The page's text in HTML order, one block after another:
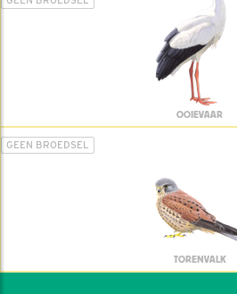
OOIEVAAR
GEEN BROEDSEL
TORENVALK